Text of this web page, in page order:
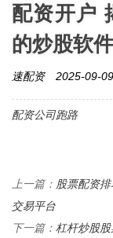
配资开户
的炒股软
速配资 2025-09-
配资公司跑路
上一篇： 股票配资
交易平台
下一篇： 杠杆炒股